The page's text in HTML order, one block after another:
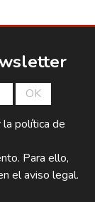
política de
Para ello,
el aviso legal.